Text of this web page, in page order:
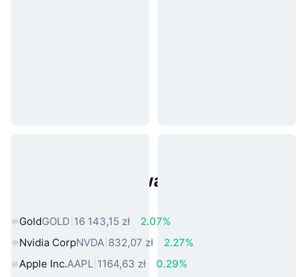
Popularne aktywa ze świata
GoldGOLD 16 143,15 zł
2.07%
Nvidia CorpNVDA 832,07 zł
2.27%
Apple Inc.AAPL 1164,63 zł
0.29%